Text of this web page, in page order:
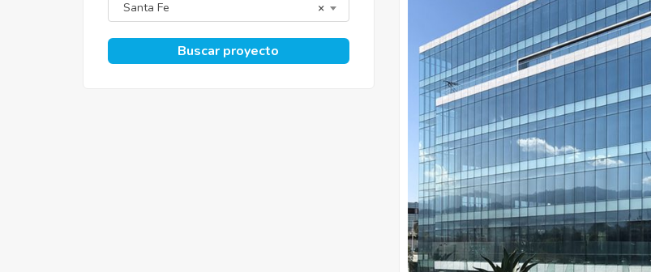
×
Santa Fe
Buscar proyecto